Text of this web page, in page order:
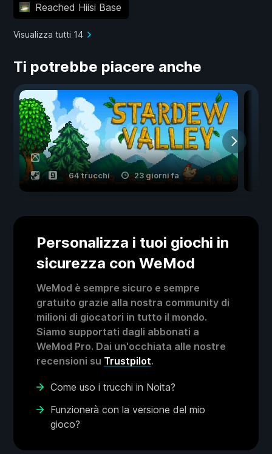
Reached Hiisi Base
Visualizza tutti 14
Ti potrebbe piacere anche
64 trucchi 23 giorni fa
Personalizza i tuoi giochi in
sicurezza con WeMod
WeMod è sempre sicuro e sempre
gratuito grazie alla nostra community di
milioni di giocatori in tutto il mondo.
Siamo supportati dagli abbonati a
WeMod Pro. Dai un'occhiata alle nostre
recensioni su Trustpilot.
Come uso i trucchi in Noita?
Funzionerà con la versione del mio
gioco?